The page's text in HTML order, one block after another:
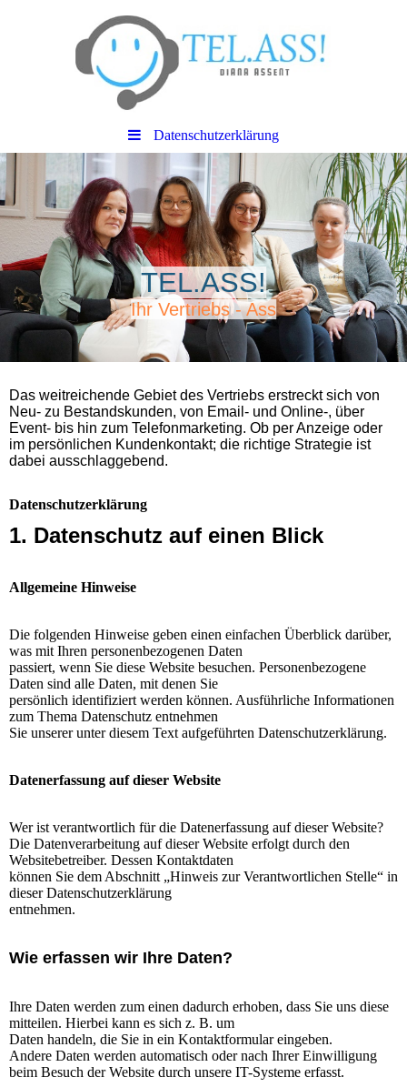
Datenschutzerklärung
TEL.ASS!
Ihr Vertriebs - Ass
Das weitreichende Gebiet des Vertriebs erstreckt sich von
Neu- zu Bestandskunden, von Email- und Online-, über
Event- bis hin zum Telefonmarketing. Ob per Anzeige oder
im persönlichen Kundenkontakt; die richtige Strategie ist
dabei ausschlaggebend.
Datenschutzerklärung
1. Datenschutz auf einen Blick
Allgemeine Hinweise
Die folgenden Hinweise geben einen einfachen Überblick darüber,
was mit Ihren personenbezogenen Daten
passiert, wenn Sie diese Website besuchen. Personenbezogene
Daten sind alle Daten, mit denen Sie
persönlich identifiziert werden können. Ausführliche Informationen
zum Thema Datenschutz entnehmen
Sie unserer unter diesem Text aufgeführten Datenschutzerklärung.
Datenerfassung auf dieser Website
Wer ist verantwortlich für die Datenerfassung auf dieser Website?
Die Datenverarbeitung auf dieser Website erfolgt durch den
Websitebetreiber. Dessen Kontaktdaten
können Sie dem Abschnitt „Hinweis zur Verantwortlichen Stelle“ in
dieser Datenschutzerklärung
entnehmen.
Wie erfassen wir Ihre Daten?
Ihre Daten werden zum einen dadurch erhoben, dass Sie uns diese
mitteilen. Hierbei kann es sich z. B. um
Daten handeln, die Sie in ein Kontaktformular eingeben.
Andere Daten werden automatisch oder nach Ihrer Einwilligung
beim Besuch der Website durch unsere IT-Systeme erfasst.